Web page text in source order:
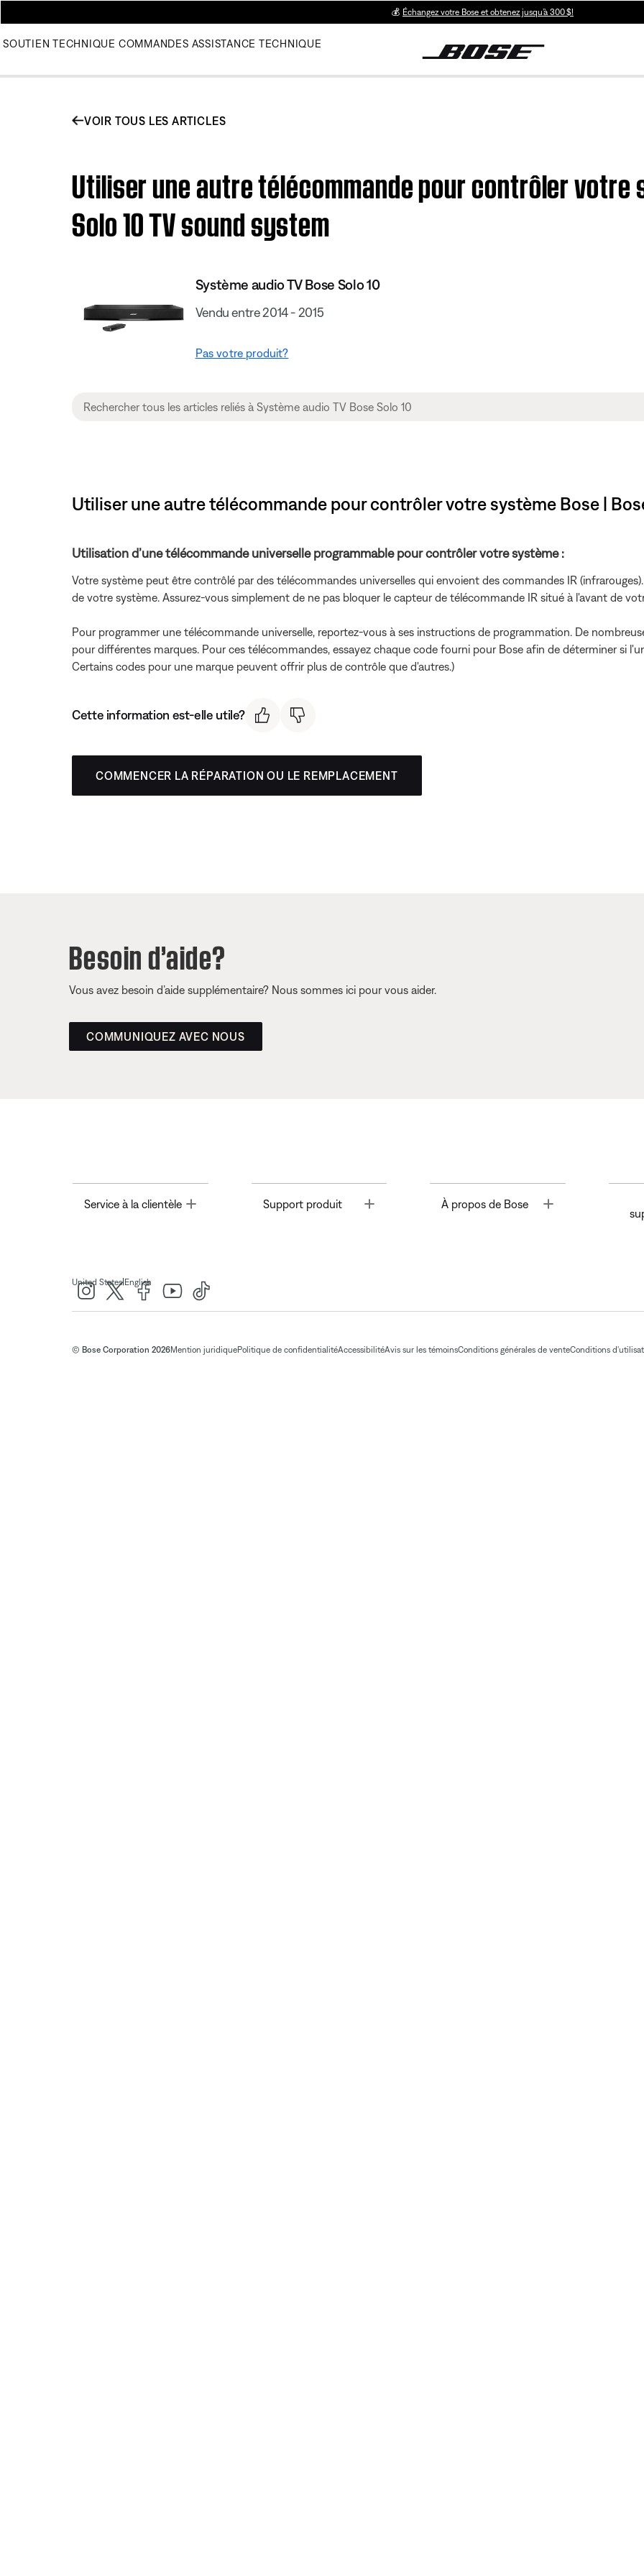
💰 Échangez votre Bose et obtenez jusqu’à 300 $!
SOUTIEN TECHNIQUE COMMANDES ASSISTANCE TECHNIQUE
VOIR TOUS LES ARTICLES
Utiliser une autre télécommande pour contrôler votre
Solo 10 TV sound system
Système audio TV Bose Solo 10
Vendu entre 2014 - 2015
Pas votre produit?
Utiliser une autre télécommande pour contrôler votre système Bose |
Utilisation d’une télécommande universelle programmable pour contrôler votre système :
Votre système peut être contrôlé par des télécommandes universelles qui envoient des commandes IR
de votre système. Assurez-vous simplement de ne pas bloquer le capteur de télécommande IR situé à l'avant de
Pour programmer une télécommande universelle, reportez-vous à ses instructions de programmation. De
pour différentes marques. Pour ces télécommandes, essayez chaque code fourni pour Bose afin de déterminer si
Certains codes pour une marque peuvent offrir plus de contrôle que d'autres.)
Cette information est-elle utile?
COMMENCER LA RÉPARATION OU LE REMPLACEMENT
Besoin d’aide?
Vous avez besoin d’aide supplémentaire? Nous sommes ici pour vous aider.
COMMUNIQUEZ AVEC NOUS
Service à la clientèle Toggle Support produit À propos de Bose Toggle
United States| English
© Bose Corporation 2026Mention juridiquePolitique de confidentialitéAccessibilitéAvis sur les témoinsConditions générales de venteConditions